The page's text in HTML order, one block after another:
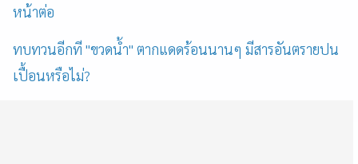
หน้าต่อ
ทบทวนอีกที "ขวดน้ำ" ตากแดดร้อนนานๆ มีสารอันตรายปน
เปื้อนหรือไม่?